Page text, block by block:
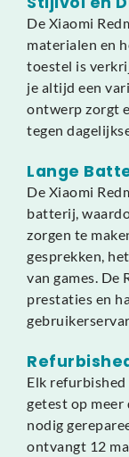
De Xiaomi
materialen en
toestel is
je altijd een
ontwerp zorgt
tegen
Lange
De Xiaomi
batterij,
zorgen te
gesprekken,
van games. De
prestaties en
Elk
getest op meer
nodig
ontvangt 12